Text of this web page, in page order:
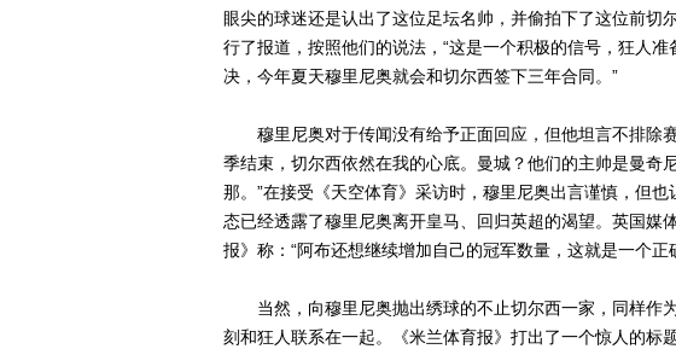
眼尖的球迷还是认出了这位足坛名帅，并偷拍下了这位前切
行了报道，按照他们的说法，“这是一个积极的信号，狂人
决，今年夏天穆里尼奥就会和切尔西签下三年合同。”
穆里尼奥对于传闻没有给予正面回应，但他坦言不排除
季结束，切尔西依然在我的心底。曼城？他们的主帅是曼奇
那。”在接受《天空体育》采访时，穆里尼奥出言谨慎，但
态已经透露了穆里尼奥离开皇马、回归英超的渴望。英国媒
报》称：“阿布还想继续增加自己的冠军数量，这就是一个正
当然，向穆里尼奥抛出绣球的不止切尔西一家，同样作
刻和狂人联系在一起。《米兰体育报》打出了一个惊人的标